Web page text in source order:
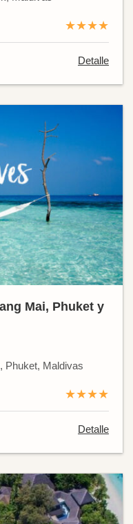
★★★★
Detalle
Mai, Phuket y
Phuket, Maldivas
★★★★
Detalle